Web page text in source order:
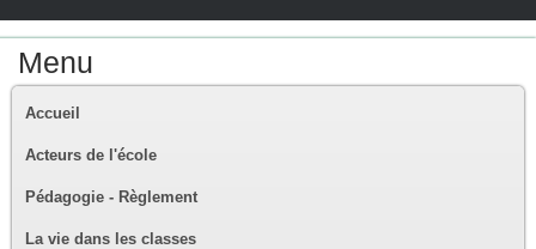
Menu
Accueil
Acteurs de l'école
Pédagogie - Règlement
La vie dans les classes